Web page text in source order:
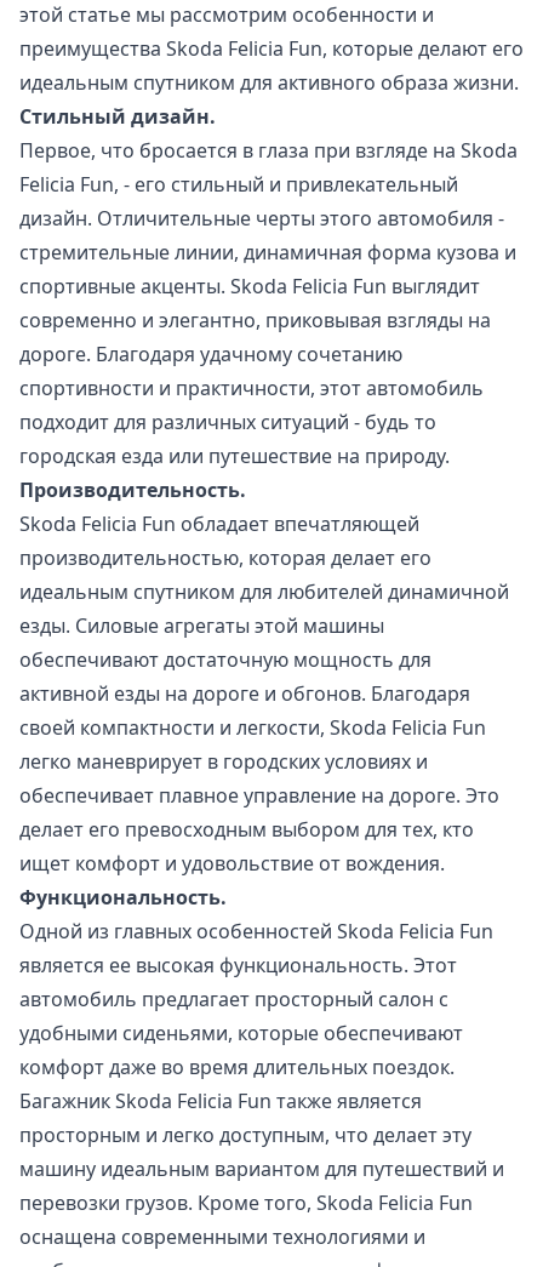
этой статье мы рассмотрим особенности и
преимущества Skoda Felicia Fun, которые делают его
идеальным спутником для активного образа жизни.
Стильный дизайн.
Первое, что бросается в глаза при взгляде на Skoda
Felicia Fun, - его стильный и привлекательный
дизайн. Отличительные черты этого автомобиля -
стремительные линии, динамичная форма кузова и
спортивные акценты. Skoda Felicia Fun выглядит
современно и элегантно, приковывая взгляды на
дороге. Благодаря удачному сочетанию
спортивности и практичности, этот автомобиль
подходит для различных ситуаций - будь то
городская езда или путешествие на природу.
Производительность.
Skoda Felicia Fun обладает впечатляющей
производительностью, которая делает его
идеальным спутником для любителей динамичной
езды. Силовые агрегаты этой машины
обеспечивают достаточную мощность для
активной езды на дороге и обгонов. Благодаря
своей компактности и легкости, Skoda Felicia Fun
легко маневрирует в городских условиях и
обеспечивает плавное управление на дороге. Это
делает его превосходным выбором для тех, кто
ищет комфорт и удовольствие от вождения.
Функциональность.
Одной из главных особенностей Skoda Felicia Fun
является ее высокая функциональность. Этот
автомобиль предлагает просторный салон с
удобными сиденьями, которые обеспечивают
комфорт даже во время длительных поездок.
Багажник Skoda Felicia Fun также является
просторным и легко доступным, что делает эту
машину идеальным вариантом для путешествий и
перевозки грузов. Кроме того, Skoda Felicia Fun
оснащена современными технологиями и